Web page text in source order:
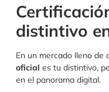
distintivo
En un mercado lleno de
oficial es tu distintivo,
en el panorama digital.